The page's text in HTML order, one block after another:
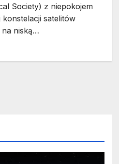
Society) z niepokojem
satelitów
na niską…